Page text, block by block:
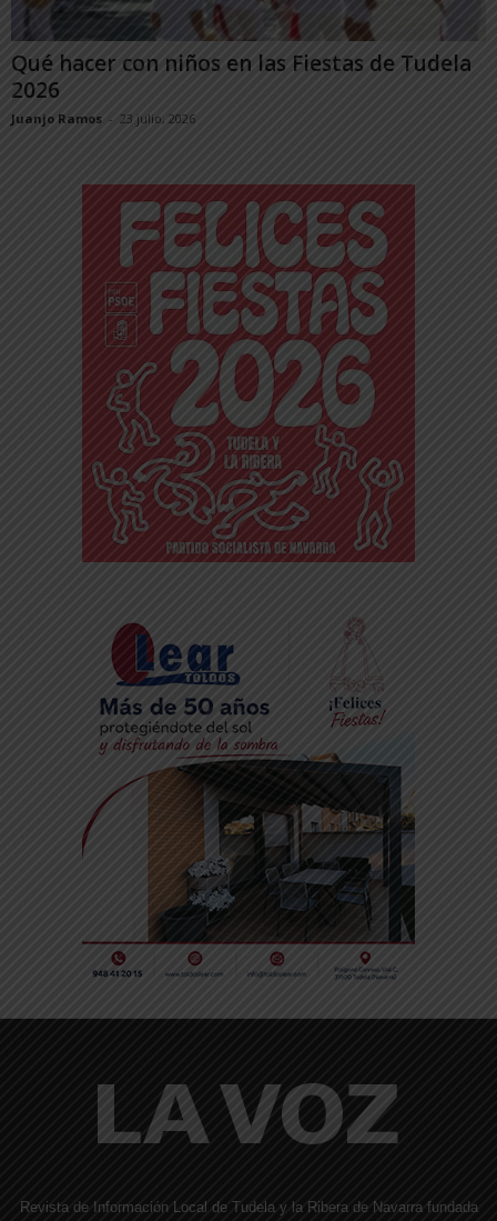
Qué hacer con niños en las Fiestas de Tudela
2026
Juanjo Ramos - 23 julio, 2026
Revista de Información Local de Tudela y la Ribera de Navarra fundada